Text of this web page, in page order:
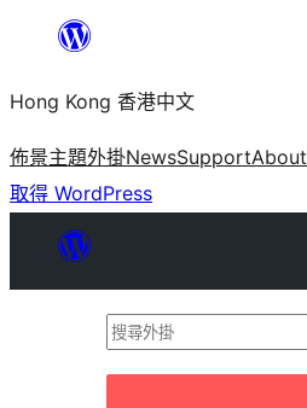
主
要
內
容
Hong Kong 香港中文
佈景主題外掛NewsSupportAbout
取得 WordPress
搜